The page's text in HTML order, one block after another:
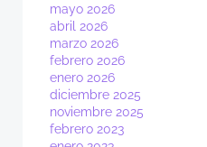
mayo 2026
abril 2026
marzo 2026
febrero 2026
enero 2026
diciembre 2025
noviembre 2025
febrero 2023